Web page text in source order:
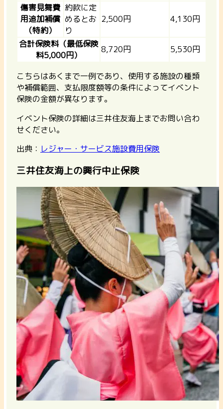
傷害見舞費
用追加補償
（特約）
約款に定
めるとお
り
2,500円 4,130円
合計保険料（最低保険
料5,000円）
8,720円 5,530円
こちらはあくまで一例であり、 使用する施設の種類
や補償範囲、支払限度額等の条件によってイベント
保険の金額が異なります。
イベント保険の詳細は三井住友海上までお問い合わ
せください。
出典： レジャー・サービス施設費用保険
三井住友海上の興行中止保険